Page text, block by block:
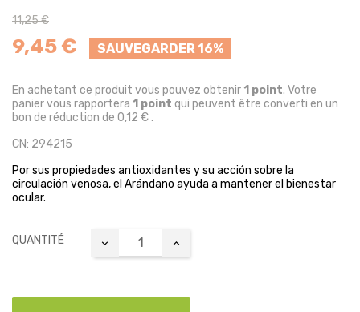
11,25 €
9,45 € SAUVEGARDER 16%
En achetant ce produit vous pouvez obtenir 1 point. Votre
panier vous rapportera 1 point qui peuvent être converti en un
bon de réduction de 0,12 €.
CN: 294215
Por sus propiedades antioxidantes y su acción sobre la
circulación venosa, el Arándano ayuda a mantener el bienestar
ocular.
QUANTITÉ